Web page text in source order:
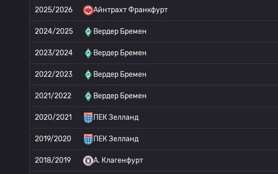
2025/2026 Айнтрахт Франкфурт
2024/2025 Вердер Бремен
2023/2024 Вердер Бремен
2022/2023 Вердер Бремен
2021/2022 Вердер Бремен
2020/2021 ПЕК Зелланд
2019/2020 ПЕК Зелланд
2018/2019 A. Клагенфурт